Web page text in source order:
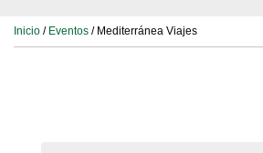
Inicio / Eventos / Mediterránea Viajes